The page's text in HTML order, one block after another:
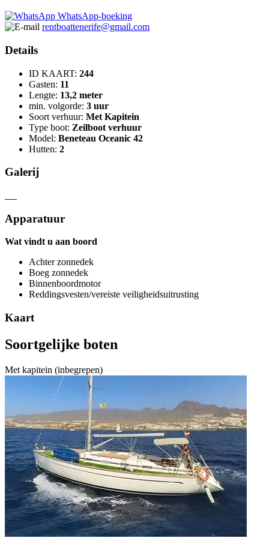
WhatsApp-boeking
rentboattenerife@gmail.com
Details
ID KAART: 244
Gasten: 11
Lengte: 13,2 meter
min. volgorde: 3 uur
Soort verhuur: Met Kapitein
Type boot: Zeilboot verhuur
Model: Beneteau Oceanic 42
Hutten: 2
Galerij
Apparatuur
Wat vindt u aan boord
Achter zonnedek
Boeg zonnedek
Binnenboordmotor
Reddingsvesten/vereiste veiligheidsuitrusting
Kaart
Soortgelijke boten
Met kapitein (inbegrepen)